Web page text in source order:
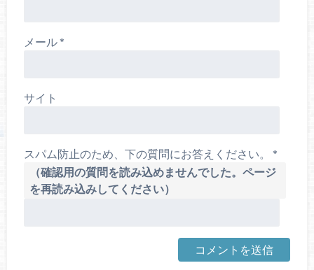
メール*
サイト
スパム防止のため、下の質問にお答えください。 *
（確認用の質問を読み込めませんでした。ページ
を再読み込みしてください）